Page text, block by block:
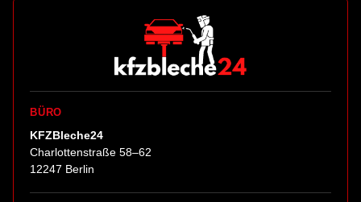
BÜRO
KFZBleche24
Charlottenstraße 58–62
12247 Berlin